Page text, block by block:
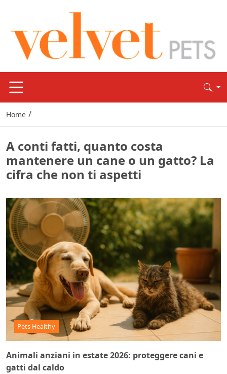
Home /
A conti fatti, quanto costa
mantenere un cane o un gatto? La
cifra che non ti aspetti
Pets Healthy
Animali anziani in estate 2026: proteggere cani e
gatti dal caldo